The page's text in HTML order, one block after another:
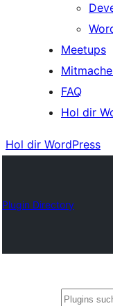
Meetups
FAQ
Hol dir
Hol dir WordPress
Plugin Directory
Suchen